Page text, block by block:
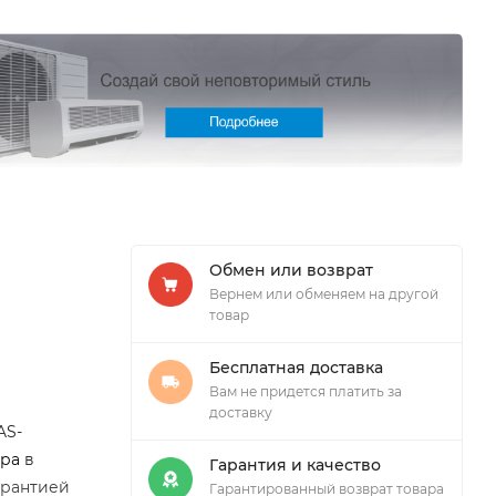
в
Обмен или возврат
Вернем или обменяем на другой
товар
Бесплатная доставка
Вам не придется платить за
доставку
Гарантия и качество
Гарантированный возврат товара